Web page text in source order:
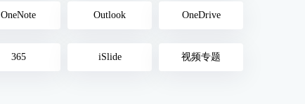
OneNote Outlook OneDrive
365 iSlide 视频专题